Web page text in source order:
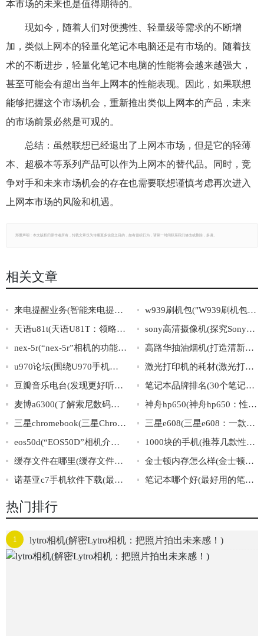
本市场的未来也是值得期待的。
现如今，随着人们对便携性、轻量级等需求的不断增
加，类似上网本的轻量化笔记本电脑还是有市场的。随着技
术的不断进步，轻量化笔记本电脑的性能将会越来越强大，
甚至可能会有超出当年上网本的性能表现。因此，如果联想
能够把握这个市场机会，重新推出类似上网本的产品，未来
的市场前景必然是可观的。
总结：虽然联想已经退出了上网本市场，但是它的轻薄
本、超极本等系列产品可以作为上网本的替代品。同时，竞
争对手和未来市场机会的存在也需要联想谨慎考虑再次进入
上网本市场的风险和机遇。
郑重声明：本文版权归原作者所有，转载文章仅为传播更多信息之目的，如有侵权行为，请第一时间联系我们修改或删除，多谢。
相关文章
来电提醒业务(智能来电提醒助手，让您不再错过任何重要电话！)
w939刷机包("W939刷机包"使用方法详解)
天语u81t(天语U81T：领略千元机的高品质体验)
sony高清摄像机(探究Sony高清摄像机的影像艺术之路)
nex-5r(“nex-5r”相机的功能与特点简介)
高路华抽油烟机(打造清新厨房，从选购高路华抽油烟机开始)
u970论坛(围绕U970手机的论坛讨论)
激光打印机的耗材(激光打印机耗材大全:打印更便捷，耗材更优惠！)
豆瓣音乐电台(发现更好听的音乐，从豆瓣音乐电台开始)
笔记本品牌排名(30个笔记本品牌排名，哪个最值得信赖？)
麦博a6300(了解索尼数码相机麦博a6300的功能特点及使用技巧)
神舟hp650(神舟hp650：性能稳定，轻松满足日常办公和娱乐需求)
三星chromebook(三星Chromebook：超越传统笔记本的轻薄出行利器)
三星e608(三星e608：一款经典滑盖手机的传奇)
eos50d(“EOS50D”相机介绍及使用技巧分享)
1000块的手机(推荐几款性价比高的1000元左右手机)
缓存文件在哪里(缓存文件的存储位置在哪里？)
金士顿内存怎么样(金士顿内存表现如何？)
诺基亚c7手机软件下载(最全诺基亚C7手机软件下载大全)
笔记本哪个好(最好用的笔记本推荐，值得购买的笔记本排行榜)
热门排行
1 lytro相机(解密Lytro相机：把照片拍出未来感！)